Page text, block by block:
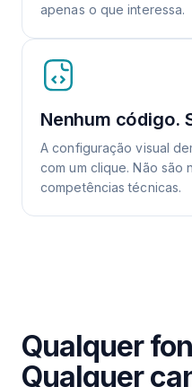
apenas o que interessa.
Nenhum código.
A configuração visual
com um clique. Não são
competências técnicas.
Qualquer
Qualquer